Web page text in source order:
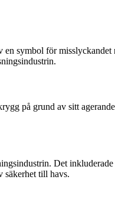
symbol för
på grund av sitt
Det
säkerhet till havs.